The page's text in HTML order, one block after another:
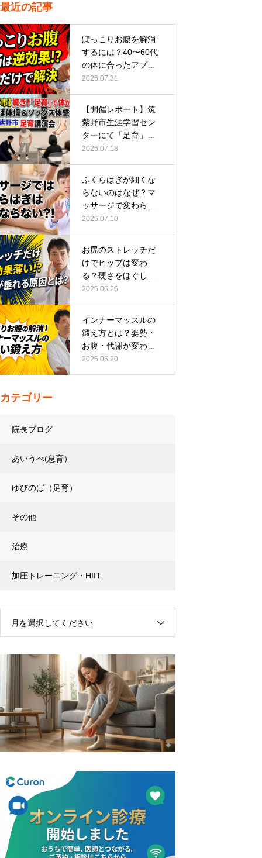
最近の記事
ぽっこりお腹を解消
するには？40〜60代
の体に合ったアプロ
ーチ
2026.07.31
【開催レポート】筑
紫野市生涯学習セン
ターにて「足育」講
演会に登壇し…
2026.07.18
ふくらはぎが細くな
らないのはなぜ？マ
ッサージで変わらな
い根本原因
2026.07.10
お尻のストレッチだ
けでヒップは変わ
る？硬さをほぐして
整える正しい方…
2026.06.26
インナーマッスルの
鍛え方とは？姿勢・
お腹・代謝が変わる
トレーニング…
2026.06.20
カテゴリー
院長ブログ
あいうべ(息育）
ゆびのば（足育）
その他
治療
加圧トレーニング・HIIT
月を選択してください